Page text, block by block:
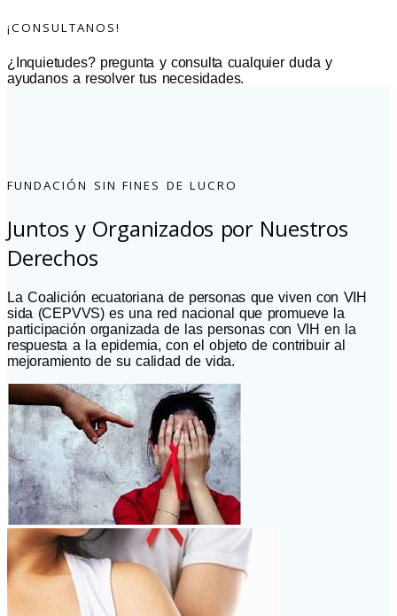
¡CONSULTANOS!
¿Inquietudes? pregunta y consulta cualquier duda y
ayudanos a resolver tus necesidades.
FUNDACIÓN SIN FINES DE LUCRO
Juntos y Organizados por Nuestros
Derechos
La Coalición ecuatoriana de personas que viven con VIH
sida (CEPVVS) es una red nacional que promueve la
participación organizada de las personas con VIH en la
respuesta a la epidemia, con el objeto de contribuir al
mejoramiento de su calidad de vida.